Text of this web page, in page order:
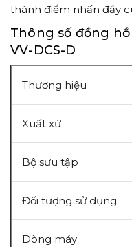
thành điểm nhấn đầy
Thông số đồng hồ
VV-DCS-D
Thương hiệu
Xuất xứ
Bộ sưu tập
Đối tượng sử dụng
Dòng máy